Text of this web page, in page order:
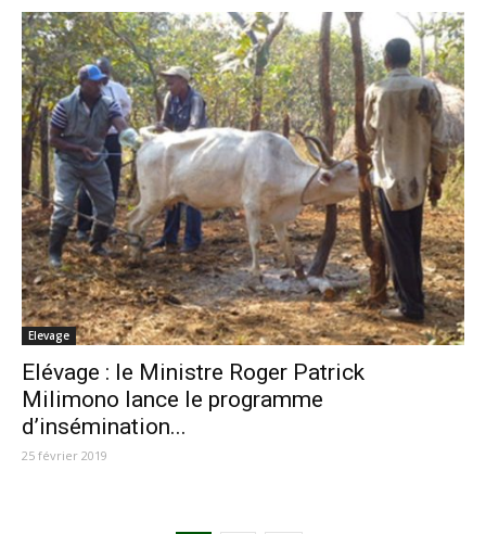
Elevage
Elévage : le Ministre Roger Patrick
Milimono lance le programme
d’insémination...
25 février 2019